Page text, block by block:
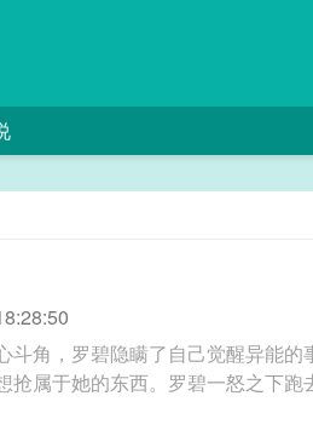
角，罗碧隐瞒了自己觉醒异能的
属于她的东西。罗碧一怒之下跑